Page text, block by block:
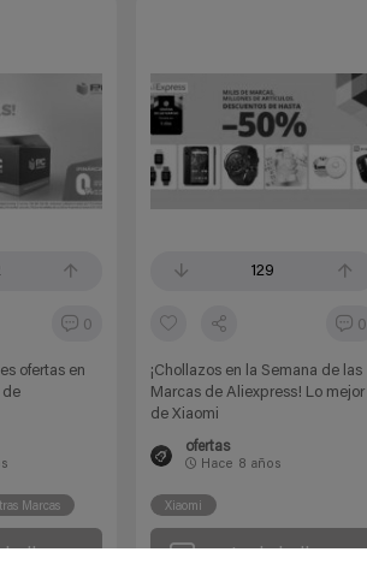
0
ofertas en
de
Marcas
129
0
¡Chollazos en la Semana de las
Marcas de Aliexpress! Lo mejor
de Xiaomi
ofertas
Hace 8 años
Xiaomi